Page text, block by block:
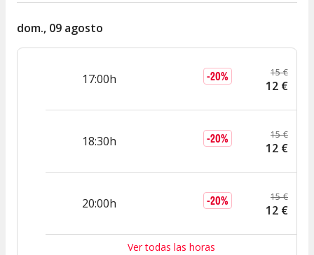
dom., 09 agosto
17:00h -20% 15 €
12 €
18:30h -20% 15 €
12 €
20:00h -20% 15 €
12 €
Ver todas las horas